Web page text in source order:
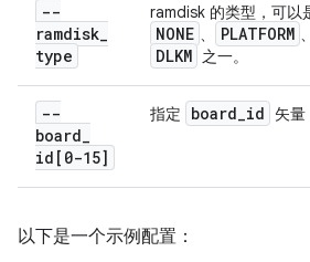
--
ramdisk_
type
ramdisk 的类型，可以
NONE 、 PLATFORM 、
DLKM 之一。
--
board_
id[0-15]
指定 board_id 矢量
以下是一个示例配置：